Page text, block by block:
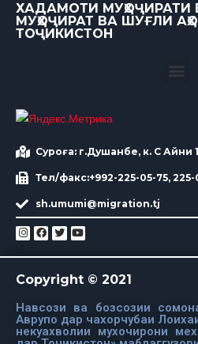
ХАДАМОТИ МУҲОҶИРАТИ
МУҲОҶИРАТ ВА ШУҒЛИ
ТОҶИКИСТОН
Суроға: г.Душанбе, к. С Айни
Тел/факс:+992-225-05-75, 225-
sh.umumi@migration.tj
Copyright © 2021
Навсози ва бозсозии
Аврупо дар чахорчубаи
некуахволии мухочирони